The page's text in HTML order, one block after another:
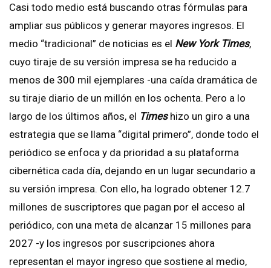
Casi todo medio está buscando otras fórmulas para
ampliar sus públicos y generar mayores ingresos. El
medio “tradicional” de noticias es el New York Times,
cuyo tiraje de su versión impresa se ha reducido a
menos de 300 mil ejemplares -una caída dramática de
su tiraje diario de un millón en los ochenta. Pero a lo
largo de los últimos años, el Timeshizo un giro a una
estrategia que se llama “digital primero”, donde todo el
periódico se enfoca y da prioridad a su plataforma
cibernética cada día, dejando en un lugar secundario a
su versión impresa. Con ello, ha logrado obtener 12.7
millones de suscriptores que pagan por el acceso al
periódico, con una meta de alcanzar 15 millones para
2027 -y los ingresos por suscripciones ahora
representan el mayor ingreso que sostiene al medio,